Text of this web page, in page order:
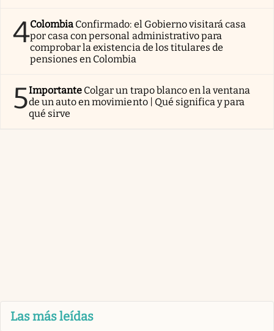
4Colombia Confirmado: el Gobierno visitará casa
por casa con personal administrativo para
comprobar la existencia de los titulares de
pensiones en Colombia
5Importante Colgar un trapo blanco en la ventana
de un auto en movimiento | Qué significa y para
qué sirve
Las más leídas